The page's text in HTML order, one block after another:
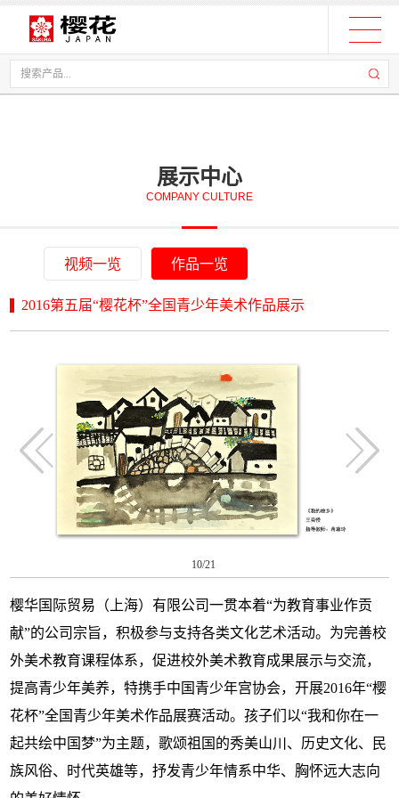
展示中心
COMPANY CULTURE
视频一览 作品一览
2016第五届“樱花杯”全国青少年美术作品展示
10/21
樱华国际贸易（上海）有限公司一贯本着“为教育事业作贡
献”的公司宗旨，积极参与支持各类文化艺术活动。为完善校
外美术教育课程体系，促进校外美术教育成果展示与交流，
提高青少年美养，特携手中国青少年宫协会，开展2016年“樱
花杯”全国青少年美术作品展赛活动。孩子们以“我和你在一
起共绘中国梦”为主题，歌颂祖国的秀美山川、历史文化、民
族风俗、时代英雄等，抒发青少年情系中华、胸怀远大志向